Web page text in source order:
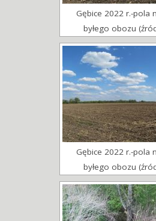
Gębice 2022 r.-pola
byłego obozu
Gębice 2022 r.-pola
byłego obozu